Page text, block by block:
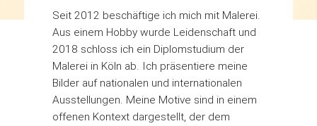
Seit 2012 beschäftige ich mich mit Malerei.
Aus einem Hobby wurde Leidenschaft und
2018 schloss ich ein Diplomstudium der
Malerei in Köln ab. Ich präsentiere meine
Bilder auf nationalen und internationalen
Ausstellungen. Meine Motive sind in einem
offenen Kontext dargestellt, der dem